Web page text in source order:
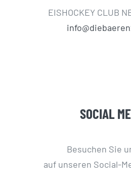
EISHOCKEY CLUB
SOCIAL
Besuchen Sie
auf unseren Social-